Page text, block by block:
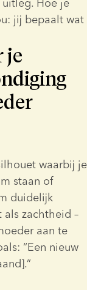
jij bepaalt wat
je
waarbij je
staan of
duidelijk
zachtheid –
aan te
“Een nieuw